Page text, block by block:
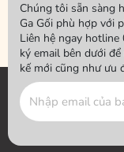
Chúng tôi sẵn sàng
Ga Gối phù hợp với
Liên hệ ngay
ký email bên dưới
kế mới cũng như ưu